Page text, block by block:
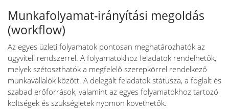
Munkafolyamat-irányítási megoldás
(workflow)
Az egyes üzleti folyamatok pontosan meghatározhatók az
ügyviteli rendszerrel. A folyamatokhoz feladatok rendelhetők,
melyek szétoszthatók a megfelelő szerepkörrel rendelkező
munkavállalók között. A delegált feladatok státusza, a foglalt és
szabad erőforrások, valamint az egyes folyamatokhoz tartozó
költségek és szükségletek nyomon követhetők.